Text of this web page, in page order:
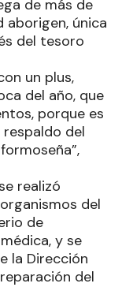
de más de
aborigen, única
del tesoro
un plus,
del año, que
porque es
del
realizó
del
de
y se
la Dirección
del